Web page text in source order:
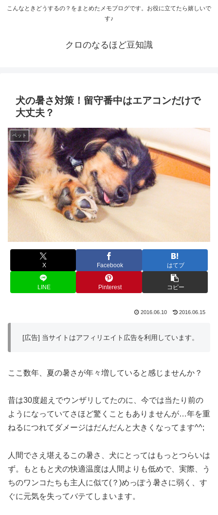
こんなときどうするの？をまとめたメモブログです。お役に立てたら嬉しいで
す♪
クロのなるほど豆知識
犬の暑さ対策！留守番中はエアコンだけで
大丈夫？
ペット
X Facebook はてブ
LINE Pinterest コピー
2016.06.10 2016.06.15
[広告] 当サイトはアフィリエイト広告を利用しています。
ここ数年、夏の暑さが年々増していると感じませんか？
昔は30度超えでウンザリしてたのに、今では当たり前の
ようになっていてさほど驚くこともありませんが…年を重
ねるにつれてダメージはだんだんと大きくなってます^^;
人間でさえ堪えるこの暑さ、犬にとってはもっとつらいは
ず。もともと犬の快適温度は人間よりも低めで、実際、う
ちのワンコたちも主人に似て(？)めっぽう暑さに弱く、す
ぐに元気を失ってバテてしまいます。